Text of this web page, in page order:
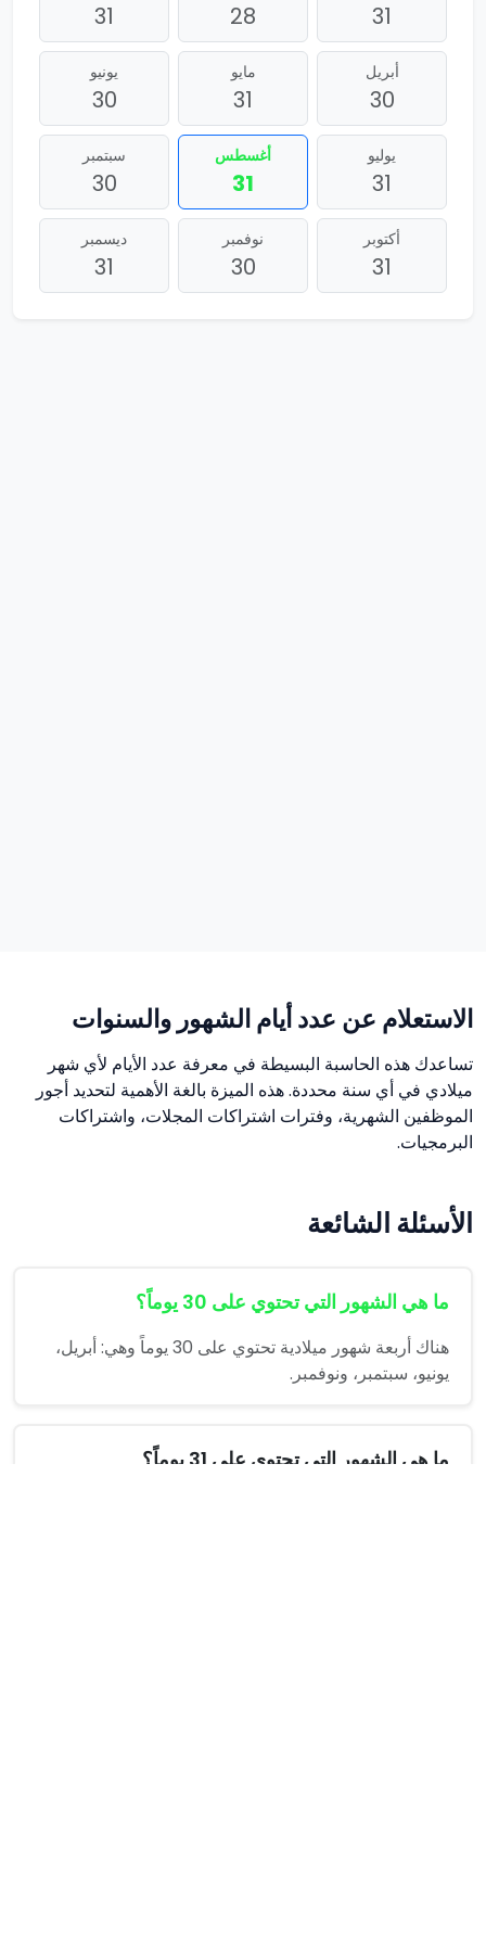
31
28
31
أبريل
30
مايو
31
يونيو
30
يوليو
31
أغسطس
31
سبتمبر
30
أكتوبر
31
نوفمبر
30
ديسمبر
31
الاستعلام عن عدد أيام الشهور والسنوات
تساعدك هذه الحاسبة البسيطة في معرفة عدد الأيام لأي شهر
ميلادي في أي سنة محددة. هذه الميزة بالغة الأهمية لتحديد أجور
الموظفين الشهرية، وفترات اشتراكات المجلات، واشتراكات
البرمجيات.
الأسئلة الشائعة
ما هي الشهور التي تحتوي على 30 يوماً؟
هناك أربعة شهور ميلادية تحتوي على 30 يوماً وهي: أبريل،
يونيو، سبتمبر، ونوفمبر.
ما هي الشهور التي تحتوي على 31 يوماً؟